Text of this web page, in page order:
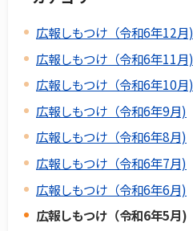
広報しもつけ（令和6年12月)
広報しもつけ（令和6年11月)
広報しもつけ（令和6年10月)
広報しもつけ（令和6年9月)
広報しもつけ（令和6年8月)
広報しもつけ（令和6年7月)
広報しもつけ（令和6年6月)
広報しもつけ（令和6年5月)